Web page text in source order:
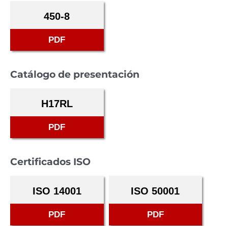
450-8
PDF
Catálogo de presentación
H17RL
PDF
Certificados ISO
ISO 14001
PDF
ISO 50001
PDF